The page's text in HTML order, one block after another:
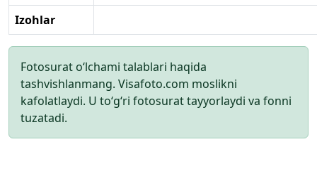
Izohlar
Fotosurat o‘lchami talablari haqida
tashvishlanmang. Visafoto.com moslikni
kafolatlaydi. U to‘g‘ri fotosurat tayyorlaydi va fonni
tuzatadi.